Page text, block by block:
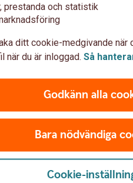
ut som tips till alla som signat
kommer ut hos oss och
säljs redan innan den
vi förmedlar sker innan dom
upp dig på vår
som kanske
bosätta sig
prestanda och statistik
ditt cookie-medgivande
när du är inloggad. Så
Godkänn alla
Bara nödvändiga
Cookie-